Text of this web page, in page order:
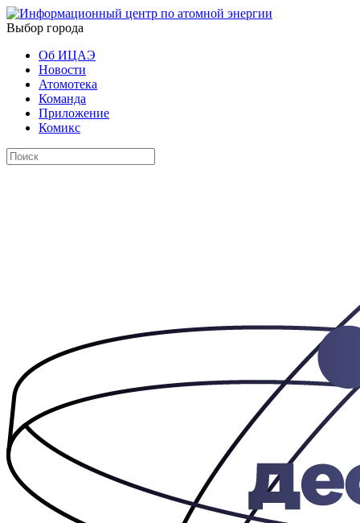
Выбор города
Об ИЦАЭ
Новости
Атомотека
Команда
Приложение
Комикс